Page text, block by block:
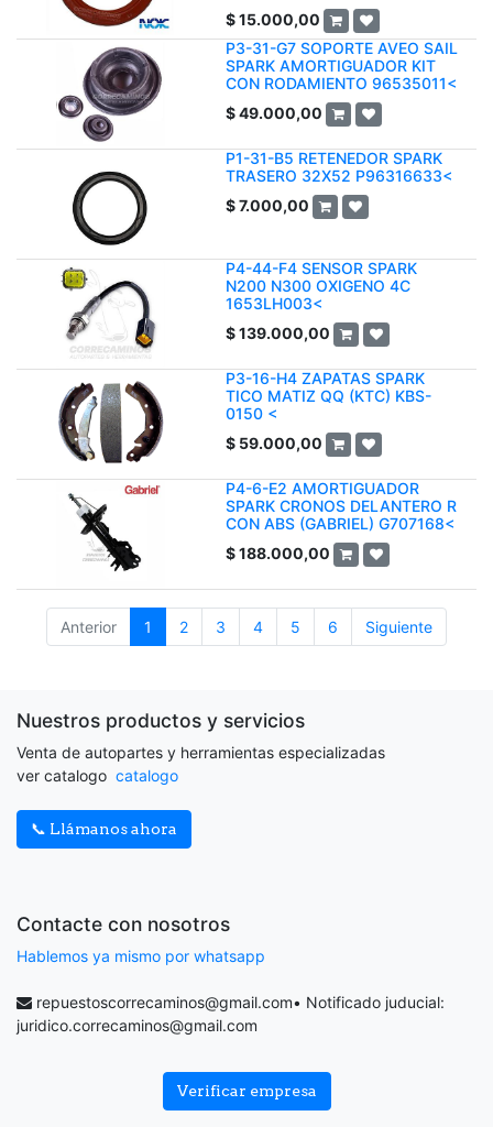
$15.000,00
P3-31-G7 SOPORTE AVEO SAIL
SPARK AMORTIGUADOR KIT
CON RODAMIENTO 96535011<
$49.000,00
P1-31-B5 RETENEDOR SPARK
TRASERO 32X52 P96316633<
$7.000,00
P4-44-F4 SENSOR SPARK
N200 N300 OXIGENO 4C
1653LH003<
$139.000,00
P3-16-H4 ZAPATAS SPARK
TICO MATIZ QQ (KTC) KBS-
0150 <
$ 59.000,00
P4-6-E2 AMORTIGUADOR
SPARK CRONOS DELANTERO R
CON ABS (GABRIEL) G707168<
$188.000,00
Anterior 1 2 3 4 5 6 Siguiente
Nuestros productos y servicios
Venta de autopartes y herramientas especializadas
ver catalogo catalogo
📞 Llámanos ahora
Contacte con nosotros
Hablemos ya mismo por whatsapp
repuestoscorrecaminos@gmail.com• Notificado juducial:
juridico.correcaminos@gmail.com
Verificar empresa